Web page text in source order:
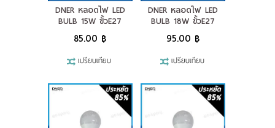
DNER หลอดไฟ LED
BULB 15W ขั้วE27
85.00 ฿
เปรียบเทียบ
DNER หลอดไฟ LED
BULB 18W ขั้วE27
95.00 ฿
เปรียบเทียบ